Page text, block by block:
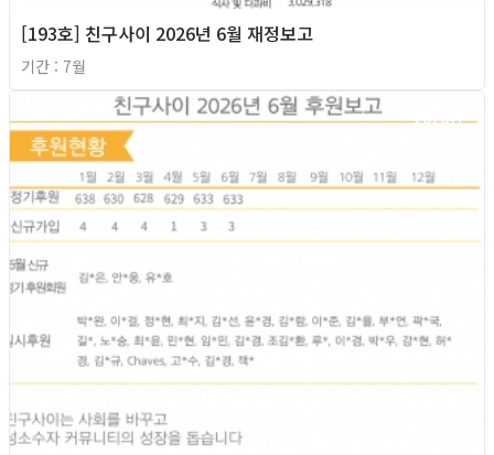
[193호] 친구사이 2026년 6월 재정보고
기간 : 7월
2026년